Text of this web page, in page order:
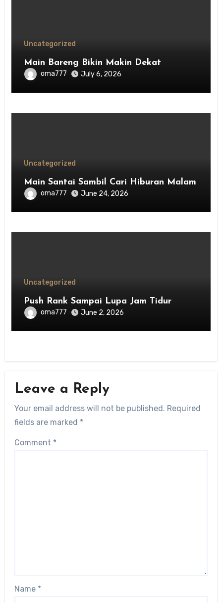
Uncategorized
Main Bareng Bikin Makin Dekat
oma777 July 6, 2026
Uncategorized
Main Santai Sambil Cari Hiburan Malam
oma777 June 24, 2026
Uncategorized
Push Rank Sampai Lupa Jam Tidur
oma777 June 2, 2026
Leave a Reply
Your email address will not be published. Required
fields are marked *
Comment *
Name *